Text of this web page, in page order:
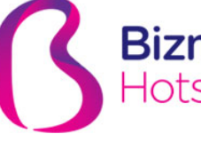
DOWNLOAD:
EPS JPG| ONE COLOR